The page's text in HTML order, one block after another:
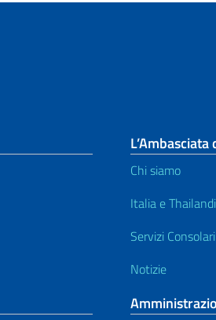
Chi siamo
Italia e
Servizi
Notizie